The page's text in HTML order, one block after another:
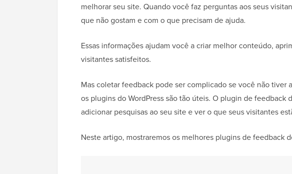
melhorar seu site. Quando você faz perguntas aos seus
que não gostam e com o que precisam de ajuda.
Essas informações ajudam você a criar melhor conteúdo,
visitantes satisfeitos.
Mas coletar feedback pode ser complicado se você não tiver
os plugins do WordPress são tão úteis. O plugin de feedback
adicionar pesquisas ao seu site e ver o que seus visitantes
Neste artigo, mostraremos os melhores plugins de feedback